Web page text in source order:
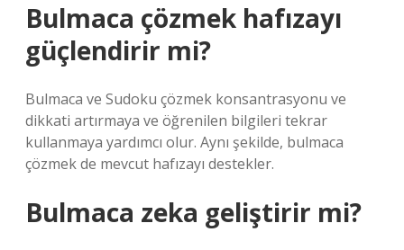
Bulmaca çözmek hafızayı
güçlendirir mi?
Bulmaca ve Sudoku çözmek konsantrasyonu ve
dikkati artırmaya ve öğrenilen bilgileri tekrar
kullanmaya yardımcı olur. Aynı şekilde, bulmaca
çözmek de mevcut hafızayı destekler.
Bulmaca zeka geliştirir mi?